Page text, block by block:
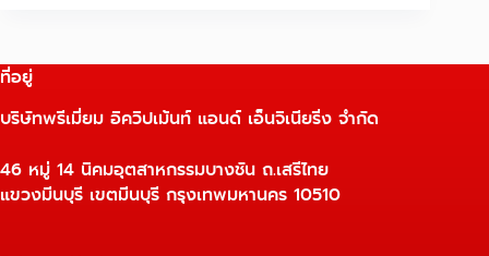
ที่อยู่
บริษัทพรีเมี่ยม อิควิปเม้นท์ แอนด์ เอ็นจิเนียริ่ง จำกัด
46 หมู่ 14 นิคมอุตสาหกรรมบางชัน ถ.เสรีไทย
แขวงมีนบุรี เขตมีนบุรี กรุงเทพมหานคร 10510